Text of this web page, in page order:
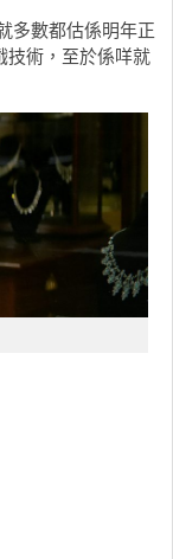
多數都估係明年正
技術，至於係咩就